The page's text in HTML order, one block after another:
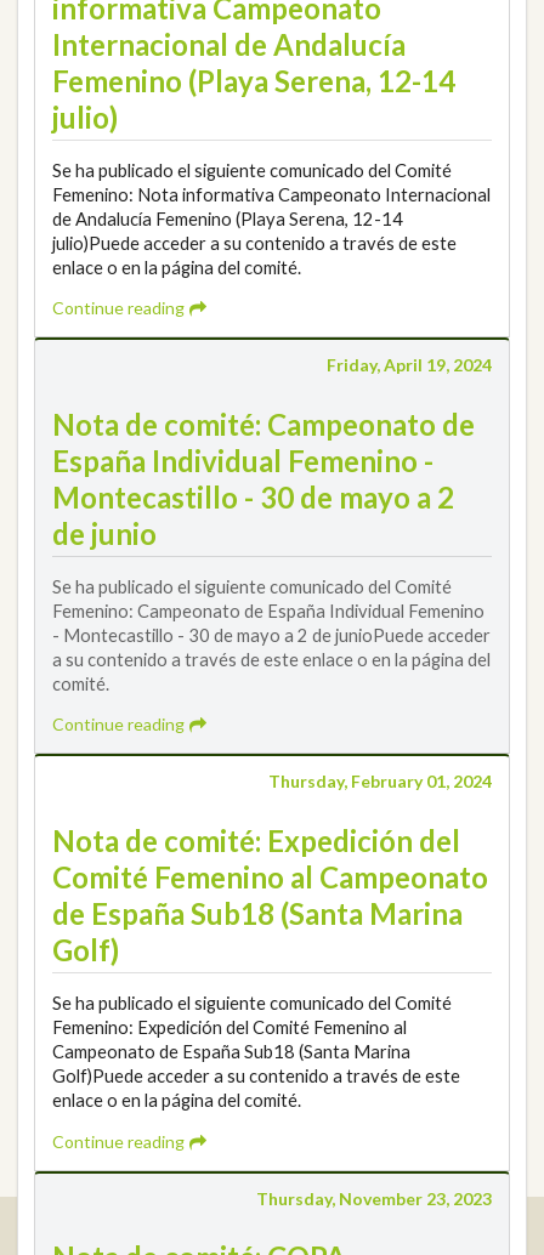
informativa Campeonato
Internacional de Andalucía
Femenino (Playa Serena, 12-14
julio)
Se ha publicado el siguiente comunicado del Comité
Femenino: Nota informativa Campeonato Internacional
de Andalucía Femenino (Playa Serena, 12-14
julio)Puede acceder a su contenido a través de este
enlace o en la página del comité.
Continue reading
Friday, April 19, 2024
Nota de comité: Campeonato de
España Individual Femenino -
Montecastillo - 30 de mayo a 2
de junio
Se ha publicado el siguiente comunicado del Comité
Femenino: Campeonato de España Individual Femenino
- Montecastillo - 30 de mayo a 2 de junioPuede acceder
a su contenido a través de este enlace o en la página del
comité.
Continue reading
Thursday, February 01, 2024
Nota de comité: Expedición del
Comité Femenino al Campeonato
de España Sub18 (Santa Marina
Golf)
Se ha publicado el siguiente comunicado del Comité
Femenino: Expedición del Comité Femenino al
Campeonato de España Sub18 (Santa Marina
Golf)Puede acceder a su contenido a través de este
enlace o en la página del comité.
Continue reading
Thursday, November 23, 2023